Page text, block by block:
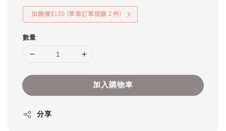
加購價$150 (單筆訂單限購２件)
數量
加入購物車
分享